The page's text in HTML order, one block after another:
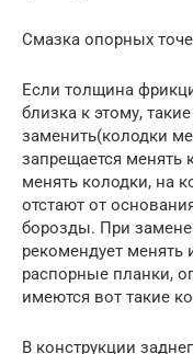
Смазка опорных
Если толщина
близка к этому,
заменить(колодки
запрещается менять
менять колодки, на
отстают от
борозды. При
рекомендует
распорные планки,
имеются вот такие
В конструкции